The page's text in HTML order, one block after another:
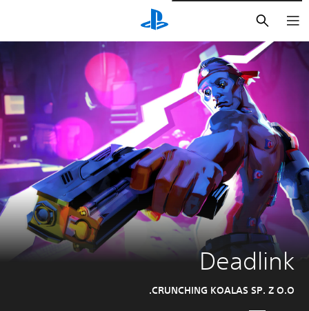
Deadlink
CRUNCHING KOALAS SP. Z O.O.